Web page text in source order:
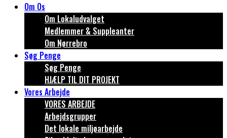
Om Os
Om Lokaludvalget
Medlemmer & Suppleanter
Om Nørrebro
Søg Penge
Søg Penge
HJÆLP TIL DIT PROJEKT
Vores Arbejde
VORES ARBEJDE
Arbejdsgrupper
Det lokale miljøarbejde